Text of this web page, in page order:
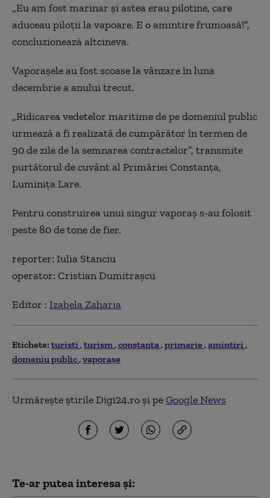
„Eu am fost marinar și astea erau pilotine, care
aduceau piloții la vapoare. E o amintire frumoasă!”,
concluzionează altcineva.
Vaporașele au fost scoase la vânzare în luna
decembrie a anului trecut.
„Ridicarea vedetelor maritime de pe domeniul public
urmează a fi realizată de cumpărător în termen de
90 de zile de la semnarea contractelor”, transmite
purtătorul de cuvânt al Primăriei Constanța,
Luminița Lare.
Pentru construirea unui singur vaporaș s-au folosit
peste 80 de tone de fier.
reporter: Iulia Stanciu
operator: Cristian Dumitrașcu
Editor : Izabela Zaharia
Etichete: turisti turism constanta primarie amintiri
domeniu public vaporașe
Urmărește știrile Digi24.ro și peGoogle News
Te-ar putea interesa și: